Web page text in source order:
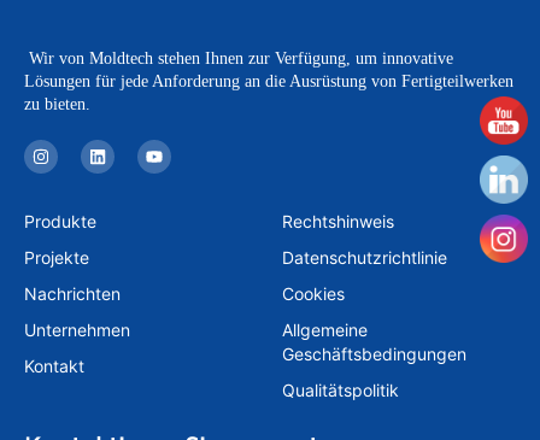
Wir von Moldtech stehen Ihnen zur Verfügung, um innovative
Lösungen für jede Anforderung an die Ausrüstung von Fertigteilwerken
zu bieten.
I
n
s
a
g
a
L
i
n
d
Y
o
u
Produkte
Projekte
Nachrichten
Unternehmen
Kontakt
Rechtshinweis
Datenschutzrichtlinie
Cookies
Allgemeine
Geschäftsbedingungen
Qualitätspolitik